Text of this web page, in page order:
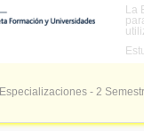
La
Especializaciones - 2